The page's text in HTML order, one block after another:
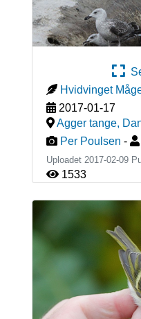
Hvidvinget
2017-01-17
Agger tange,
Per Poulsen -
Uploadet 2017-02-09
1533